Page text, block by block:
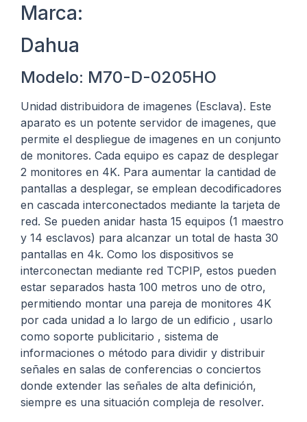
Marca:
Dahua
Modelo: M70-D-0205HO
Unidad distribuidora de imagenes (Esclava). Este
aparato es un potente servidor de imagenes, que
permite el despliegue de imagenes en un conjunto
de monitores. Cada equipo es capaz de desplegar
2 monitores en 4K. Para aumentar la cantidad de
pantallas a desplegar, se emplean decodificadores
en cascada interconectados mediante la tarjeta de
red. Se pueden anidar hasta 15 equipos (1 maestro
y 14 esclavos) para alcanzar un total de hasta 30
pantallas en 4k. Como los dispositivos se
interconectan mediante red TCPIP, estos pueden
estar separados hasta 100 metros uno de otro,
permitiendo montar una pareja de monitores 4K
por cada unidad a lo largo de un edificio , usarlo
como soporte publicitario , sistema de
informaciones o método para dividir y distribuir
señales en salas de conferencias o conciertos
donde extender las señales de alta definición,
siempre es una situación compleja de resolver.